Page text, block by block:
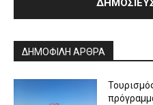
ΔΗΜΟΦΙΛΗ ΑΡΘΡΑ